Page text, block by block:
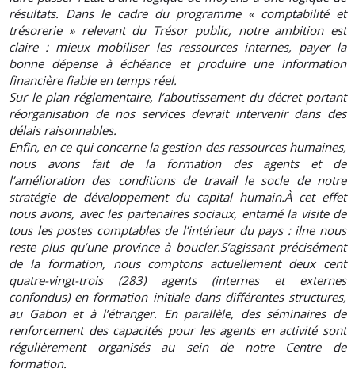
résultats. Dans le cadre du programme « comptabilité et
trésorerie » relevant du Trésor public, notre ambition est
claire : mieux mobiliser les ressources internes, payer la
bonne dépense à échéance et produire une information
financière fiable en temps réel.
Sur le plan réglementaire, l’aboutissement du décret portant
réorganisation de nos services devrait intervenir dans des
délais raisonnables.
Enfin, en ce qui concerne la gestion des ressources humaines,
nous avons fait de la formation des agents et de
l’amélioration des conditions de travail le socle de notre
stratégie de développement du capital humain.À cet effet
nous avons, avec les partenaires sociaux, entamé la visite de
tous les postes comptables de l’intérieur du pays : ilne nous
reste plus qu’une province à boucler.S’agissant précisément
de la formation, nous comptons actuellement deux cent
quatre-vingt-trois (283) agents (internes et externes
confondus) en formation initiale dans différentes structures,
au Gabon et à l’étranger. En parallèle, des séminaires de
renforcement des capacités pour les agents en activité sont
régulièrement organisés au sein de notre Centre de
formation.